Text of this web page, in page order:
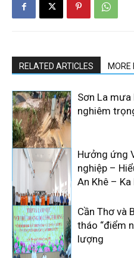
RELATED ARTICLES MORE
Sơn La mưa
nghiêm
Hưởng ứng
nghiệp –
An Khê –
Cần Thơ và
tháo “điểm
lượng